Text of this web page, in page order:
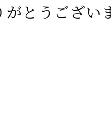
がとうござい